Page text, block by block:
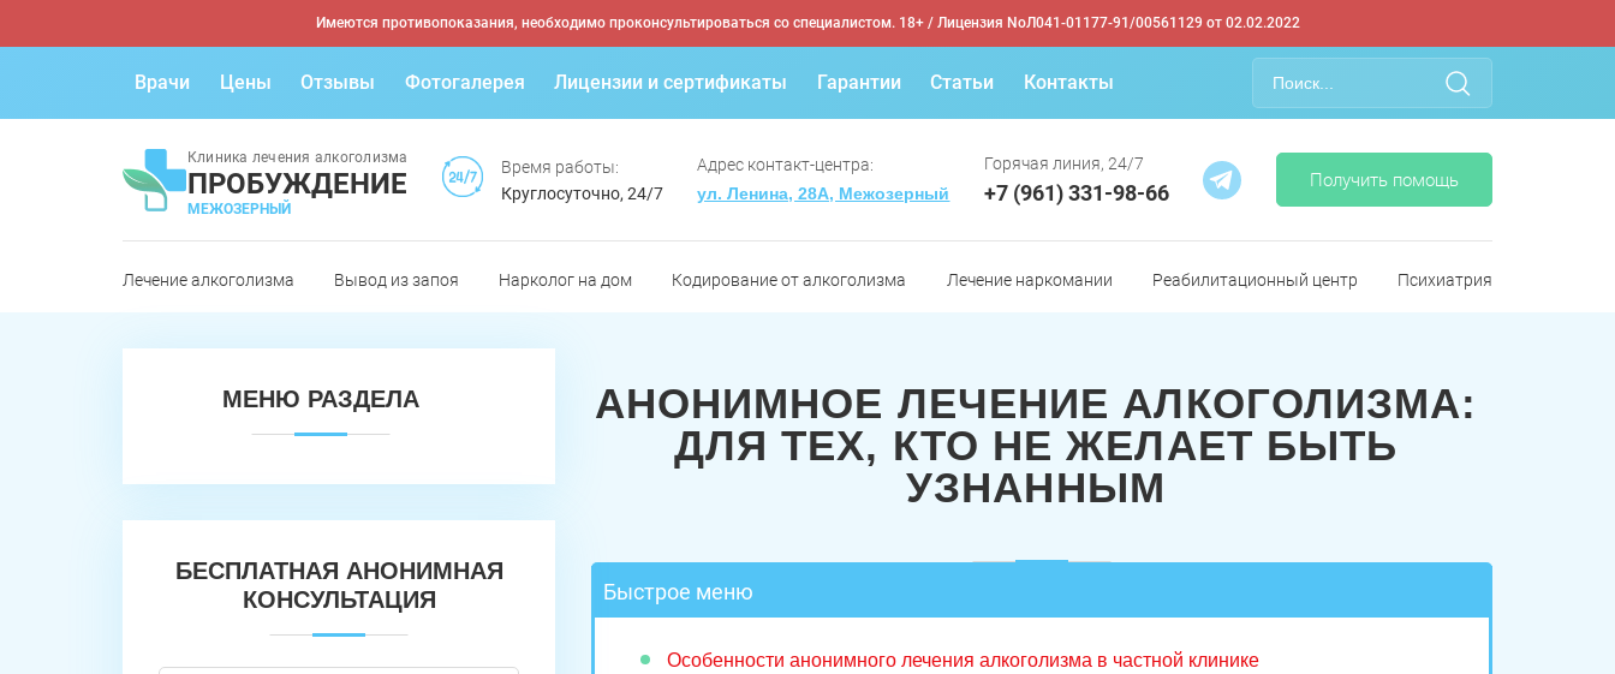
Имеются противопоказания, необходимо проконсультироваться со специалистом. 18+ / Лицензия NoЛ041-01177-91/00561129 от 02.02.2022
Врачи Цены Отзывы Фотогалерея Лицензии и сертификаты Гарантии Статьи Контакты
Клиника лечения алкоголизма
ПРОБУЖДЕНИЕ
МЕЖОЗЕРНЫЙ
Время работы:
Круглосуточно, 24/7
Адрес контакт-центра:
ул. Ленина, 28А, Межозерный
Горячая линия, 24/7
+7 (961) 331-98-66 Получить помощь
Лечение алкоголизма Вывод из запоя Нарколог на дом Кодирование от алкоголизма Лечение наркомании Реабилитационный центр Психиатрия
АНОНИМНОЕ ЛЕЧЕНИЕ АЛКОГОЛИЗМА:
ДЛЯ ТЕХ, КТО НЕ ЖЕЛАЕТ БЫТЬ
УЗНАННЫМ
Быстрое меню
Особенности анонимного лечения алкоголизма в частной клинике
МЕНЮ РАЗДЕЛА
БЕСПЛАТНАЯ АНОНИМНАЯ
КОНСУЛЬТАЦИЯ